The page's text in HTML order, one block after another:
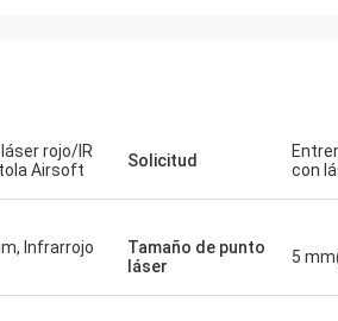
cumplen
Tengo
realmente
rojo/IR
Airsoft
Solicitud
con
Infrarrojo
Tamaño de punto
láser
5